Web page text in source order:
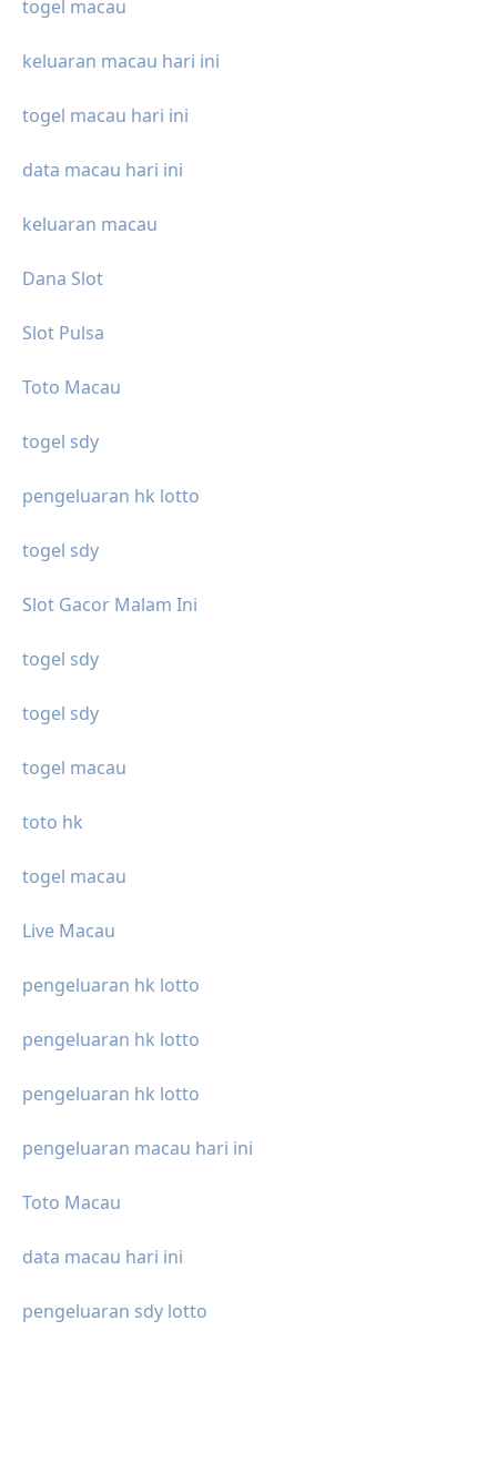
togel macau
keluaran macau hari ini
togel macau hari ini
data macau hari ini
keluaran macau
Dana Slot
Slot Pulsa
Toto Macau
togel sdy
pengeluaran hk lotto
togel sdy
Slot Gacor Malam Ini
togel sdy
togel sdy
togel macau
toto hk
togel macau
Live Macau
pengeluaran hk lotto
pengeluaran hk lotto
pengeluaran hk lotto
pengeluaran macau hari ini
Toto Macau
data macau hari ini
pengeluaran sdy lotto